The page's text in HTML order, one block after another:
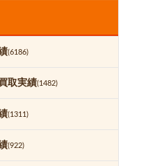
(6186)
取実績(1482)
(1311)
(922)